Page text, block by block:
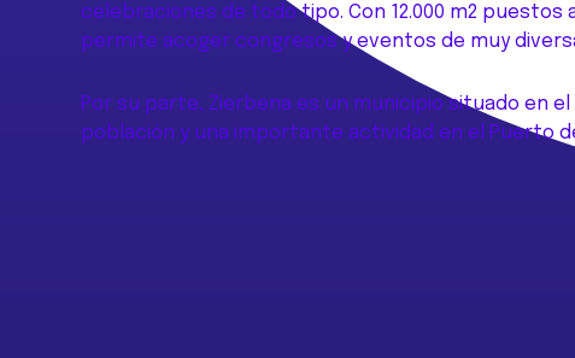
celebraciones de todo tipo. Con 12.000 m2
permite acoger congresos y eventos de muy
Por su parte, Zierbena es un municipio situado en
población y una importante actividad en el Puerto